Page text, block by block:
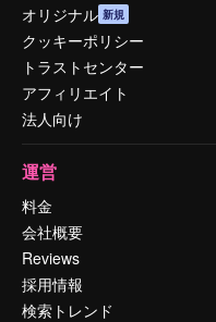
オリジナル 新規
クッキーポリシー
トラストセンター
アフィリエイト
法人向け
運営
料金
会社概要
Reviews
採用情報
検索トレンド